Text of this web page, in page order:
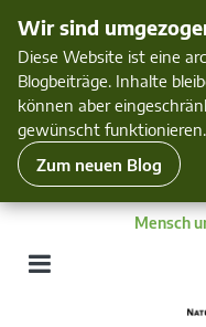
Wir sind
Diese Website ist eine
Blogbeiträge. Inhalte
können aber
gewünscht funktionieren.
Zum neuen Blog
Mensch